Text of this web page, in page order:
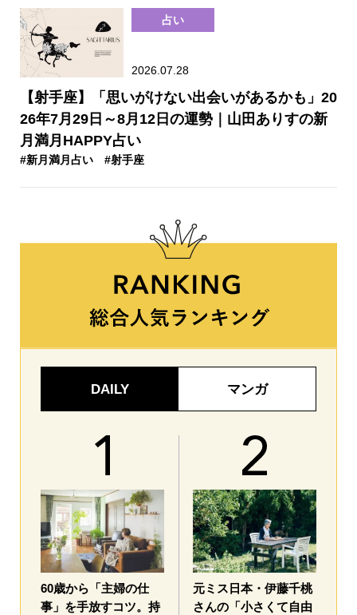
占い
2026.07.28
【射手座】「思いがけない出会いがあるかも」20
26年7月29日～8月12日の運勢｜山田ありすの新
月満月HAPPY占い
#新月満月占い #射手座
DAILY マンガ
60歳から「主婦の仕
事」を手放すコツ。持
元ミス日本・伊藤千桃
さんの「小さくて自由